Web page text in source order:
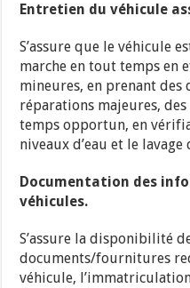
Entretien du véhicule
S’assure que le véhicule
marche en tout temps en
mineures, en prenant
réparations majeures, des
temps opportun, en
niveaux d’eau et le
Documentation des
véhicules.
S’assure la disponibilité
documents/fournitures
véhicule,